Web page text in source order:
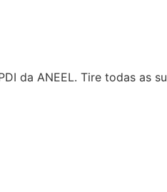
da ANEEL. Tire todas as